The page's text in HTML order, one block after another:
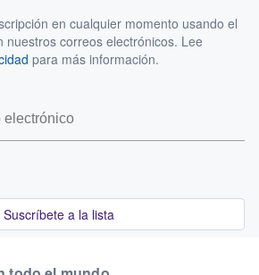
en cualquier momento usando el
nuestros correos electrónicos. Lee
para más información.
Suscríbete a la lista